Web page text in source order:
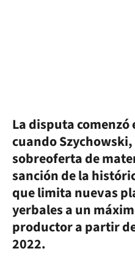
La disputa
cuando
sobreoferta de
sanción de la
que limita nuevas
yerbales a un
productor a partir
2022.